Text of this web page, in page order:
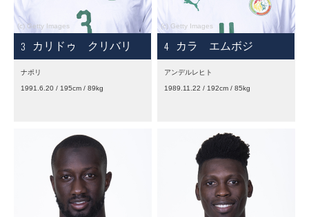
3 カリドゥ クリバリ
ナポリ
1991.6.20 / 195cm / 89kg
4 カラ エムボジ
アンデルレヒト
1989.11.22 / 192cm / 85kg